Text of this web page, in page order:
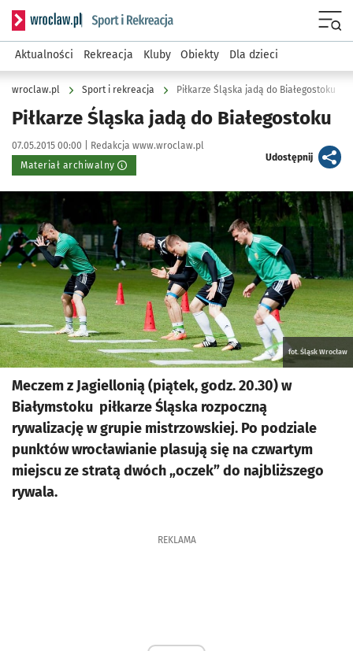
Serwis informacyjny wroclaw.pl podserwis: Sport i rekreacja
Aktualności Rekreacja Kluby Obiekty Dla dzieci
wroclaw.pl Sport i rekreacja Piłkarze Śląska jadą do Białegostoku
Piłkarze Śląska jadą do Białegostoku
Data publikacji:
07.05.2015 00:00 | Autor:
Redakcja www.wroclaw.pl
Materiał archiwalny
Udostępnijartykuł
Kliknij, aby powiększyć
fot. Śląsk Wrocław
Meczem z Jagiellonią (piątek, godz. 20.30) w
Białymstoku piłkarze Śląska rozpoczną
rywalizację w grupie mistrzowskiej. Po podziale
punktów wrocławianie plasują się na czwartym
miejscu ze stratą dwóch „oczek” do najbliższego
rywala.
REKLAMA